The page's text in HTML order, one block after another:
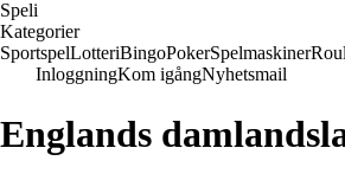
Speli
Kategorier
SportspelLotteriBingoPokerSpelmaskiner
InloggningKom igångNyhetsmail
Englands